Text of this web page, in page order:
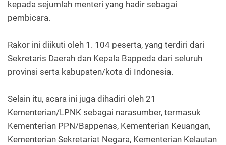
kepada sejumlah menteri yang hadir sebagai
pembicara.
Rakor ini diikuti oleh 1. 104 peserta, yang terdiri dari
Sekretaris Daerah dan Kepala Bappeda dari seluruh
provinsi serta kabupaten/kota di Indonesia.
Selain itu, acara ini juga dihadiri oleh 21
Kementerian/LPNK sebagai narasumber, termasuk
Kementerian PPN/Bappenas, Kementerian Keuangan,
Kementerian Sekretariat Negara, Kementerian Kelautan